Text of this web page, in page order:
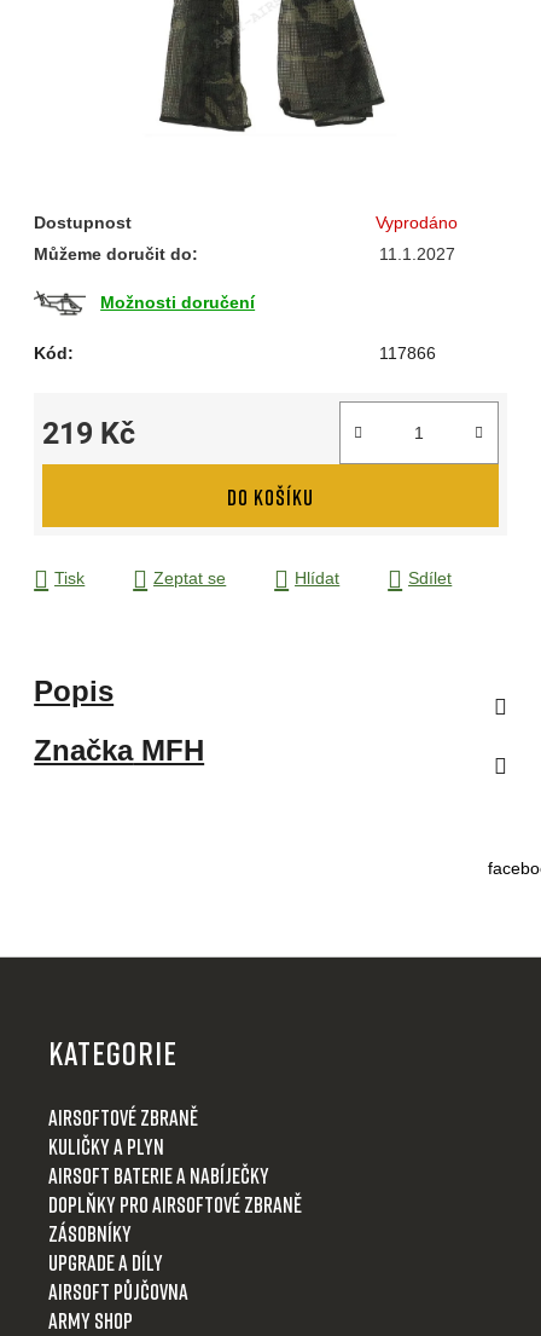
Dostupnost
Vyprodáno
Můžeme doručit do:
11.1.2027
Možnosti doručení
Kód: 117866
219 Kč
Měrná cena:
DO KOŠÍKU
Tisk Zeptat se Hlídat Sdílet
Popis
ZnačkaMFH
KATEGORIE
Airsoftové zbraně
Kuličky a plyn
Airsoft baterie a nabíječky
Doplňky pro airsoftové zbraně
Zásobníky
Upgrade a díly
Airsoft půjčovna
Army shop